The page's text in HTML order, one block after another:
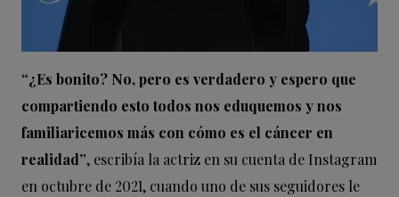
“¿Es bonito? No, pero es verdadero y espero que
compartiendo esto todos nos eduquemos y nos
familiaricemos más con cómo es el cáncer en
realidad”, escribía la actriz en su cuenta de Instagram
en octubre de 2021, cuando uno de sus seguidores le